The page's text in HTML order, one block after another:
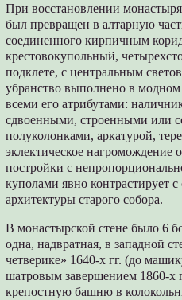
При восстановлении
был превращен в алтарную
соединенного кирпичным
крестовокупольный,
подклете, с центральным
убранство выполнено в модном
всеми его атрибутами:
сдвоенными, строенными или
полуколонками, аркатурой,
эклектическое нагромождение
постройки с
куполами явно контрастирует
архитектуры старого собора.
В монастырской стене было 6
одна, надвратная, в западной
четверике» 1640-х гг. (до
шатровым завершением 1860-х
крепостную башню в